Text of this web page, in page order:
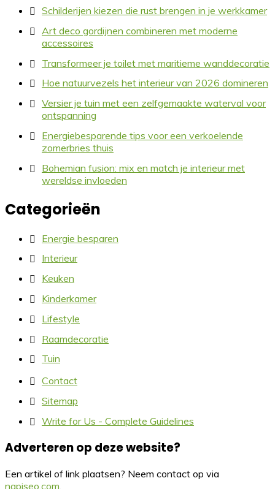
Schilderijen kiezen die rust brengen in je werkkamer
Art deco gordijnen combineren met moderne
accessoires
Transformeer je toilet met maritieme wanddecoratie
Hoe natuurvezels het interieur van 2026 domineren
Versier je tuin met een zelfgemaakte waterval voor
ontspanning
Energiebesparende tips voor een verkoelende
zomerbries thuis
Bohemian fusion: mix en match je interieur met
wereldse invloeden
Categorieën
Energie besparen
Interieur
Keuken
Kinderkamer
Lifestyle
Raamdecoratie
Tuin
Contact
Sitemap
Write for Us - Complete Guidelines
Adverteren op deze website?
Een artikel of link plaatsen? Neem contact op via
napiseo.com